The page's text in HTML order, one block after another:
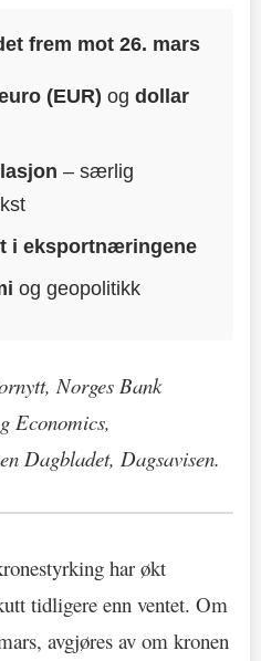
frem mot 26. mars
(EUR) ogdollar
– særlig
i eksportnæringene
og geopolitikk
Norges Bank
Economics,
Dagbladet, Dagsavisen.
har økt
tidligere enn ventet. Om
avgjøres av om kronen